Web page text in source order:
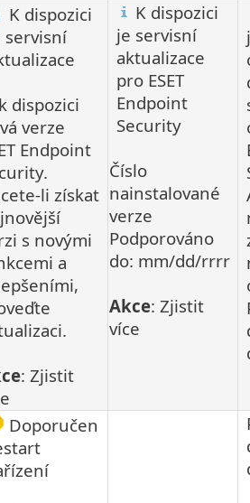
K dispozici
servisní
dispozici
verze
Endpoint
li získat
s novými
a
: Zjistit
K dispozici
je servisní
aktualizace
pro ESET
Endpoint
Security
Číslo
nainstalované
verze
Podporováno
do: mm/dd/rrrr
Akce: Zjistit
více
Doporučen